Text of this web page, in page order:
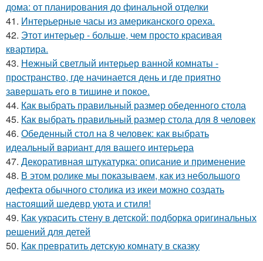
дома: от планирования до финальной отделки
41. Интерьерные часы из американского ореха.
42. Этот интерьер - больше, чем просто красивая
квартира.
43. Нежный светлый интерьер ванной комнаты -
пространство, где начинается день и где приятно
завершать его в тишине и покое.
44. Как выбрать правильный размер обеденного стола
45. Как выбрать правильный размер стола для 8 человек
46. Обеденный стол на 8 человек: как выбрать
идеальный вариант для вашего интерьера
47. Декоративная штукатурка: описание и применение
48. В этом ролике мы показываем, как из небольшого
дефекта обычного столика из икеи можно создать
настоящий шедевр уюта и стиля!
49. Как украсить стену в детской: подборка оригинальных
решений для детей
50. Как превратить детскую комнату в сказку